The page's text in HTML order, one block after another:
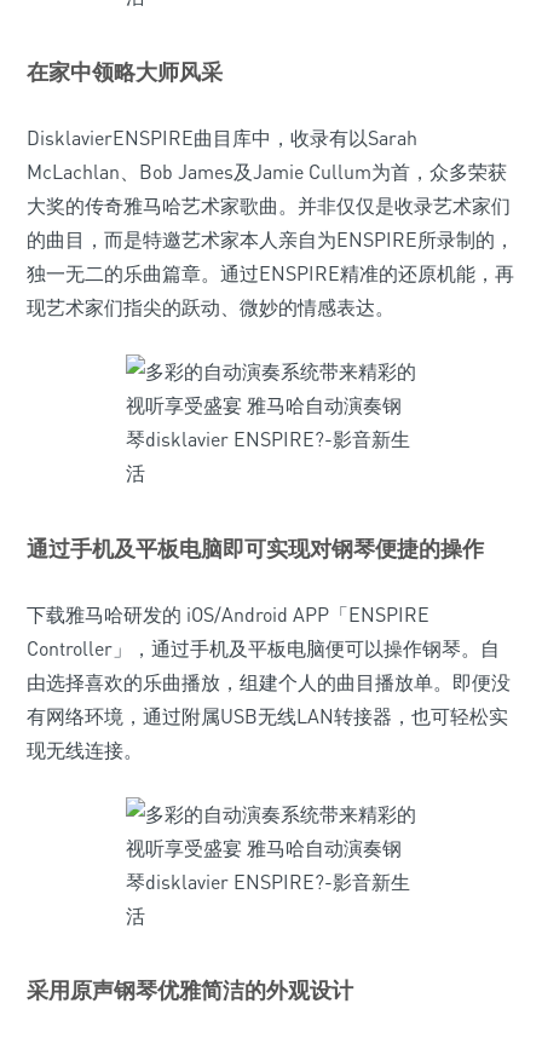
在家中领略大师风采
DisklavierENSPIRE曲目库中，收录有以Sarah
McLachlan、Bob James及Jamie Cullum为首，众多荣获
大奖的传奇雅马哈艺术家歌曲。并非仅仅是收录艺术家们
的曲目，而是特邀艺术家本人亲自为ENSPIRE所录制的，
独一无二的乐曲篇章。通过ENSPIRE精准的还原机能，再
现艺术家们指尖的跃动、微妙的情感表达。
通过手机及平板电脑即可实现对钢琴便捷的操作
下载雅马哈研发的 iOS/Android APP「ENSPIRE
Controller」，通过手机及平板电脑便可以操作钢琴。自
由选择喜欢的乐曲播放，组建个人的曲目播放单。即便没
有网络环境，通过附属USB无线LAN转接器，也可轻松实
现无线连接。
采用原声钢琴优雅简洁的外观设计